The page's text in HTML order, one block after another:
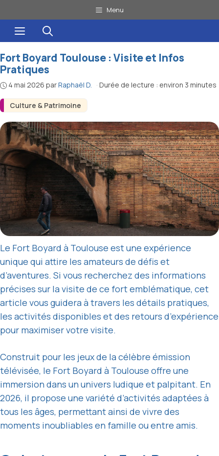
au
contenu
Menu
Menu
Culture & Patrimoine
Fort Boyard Toulouse : Visite et Infos
Pratiques
4 mai 2026 parRaphaël D. · Durée de lecture : environ 3 minutes
Le Fort Boyard à Toulouse est une expérience
unique qui attire les amateurs de défis et
d’aventures. Si vous recherchez des informations
précises sur la visite de ce fort emblématique, cet
article vous guidera à travers les détails pratiques,
les activités disponibles et des retours d’expérience
pour maximiser votre visite.
Construit pour les jeux de la célèbre émission
télévisée, le Fort Boyard à Toulouse offre une
immersion dans un univers ludique et palpitant. En
2026, il propose une variété d’activités adaptées à
tous les âges, permettant ainsi de vivre des
moments inoubliables en famille ou entre amis.